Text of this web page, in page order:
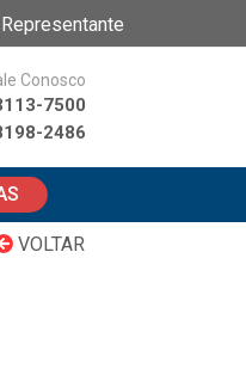
Conosco
7500
2486
VOLTAR